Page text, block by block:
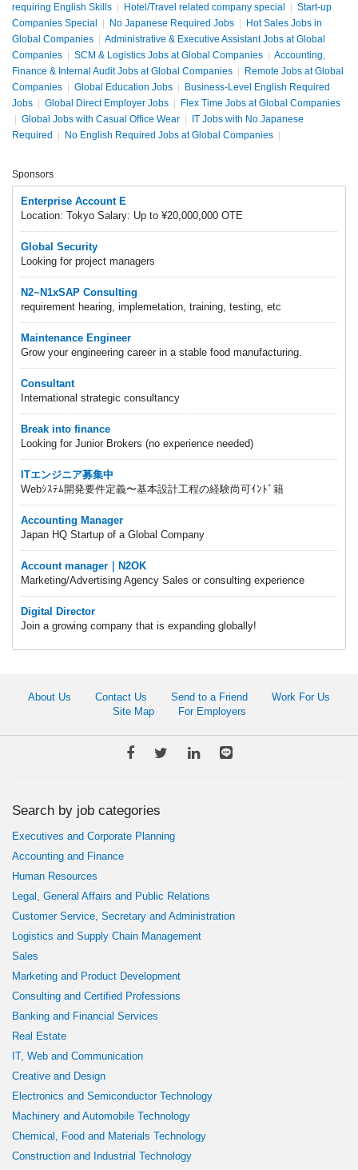
requiring English Skills | Hotel/Travel related company special | Start-up
Companies Special
| No Japanese Required Jobs |
Hot Sales Jobs in
Global Companies | Administrative & Executive Assistant Jobs at Global
Companies | SCM & Logistics Jobs at Global Companies | Accounting,
Finance & Internal Audit Jobs at Global Companies |
Remote Jobs at Global
Companies | Global Education Jobs |
Business-Level English Required
Jobs | Global Direct Employer Jobs |
Flex Time Jobs at Global Companies
| Global Jobs with Casual Office Wear |
IT Jobs with No Japanese
Required
| No English Required Jobs at Global Companies |
Sponsors
Enterprise Account E
Location: Tokyo Salary: Up to ¥20,000,000 OTE
Global Security
Looking for project managers
N2~N1xSAP Consulting
requirement hearing, implemetation, training, testing, etc
Maintenance Engineer
Grow your engineering career in a stable food manufacturing.
Consultant
International strategic consultancy
Break into finance
Looking for Junior Brokers (no experience needed)
ITエンジニア募集中
Webｼｽﾃﾑ開発要件定義〜基本設計工程の経験尚可ｲﾝﾄﾞ籍
Accounting Manager
Japan HQ Startup of a Global Company
Account manager｜N2OK
Marketing/Advertising Agency Sales or consulting experience
Digital Director
Join a growing company that is expanding globally!
About Us Contact Us Send to a Friend
Work For Us
Site Map
For Employers
Search by job categories
Executives and Corporate Planning
Accounting and Finance
Human Resources
Legal, General Affairs and Public Relations
Customer Service, Secretary and Administration
Logistics and Supply Chain Management
Sales
Marketing and Product Development
Consulting and Certified Professions
Banking and Financial Services
Real Estate
IT, Web and Communication
Creative and Design
Electronics and Semiconductor Technology
Machinery and Automobile Technology
Chemical, Food and Materials Technology
Construction and Industrial Technology